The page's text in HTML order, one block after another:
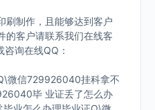
刷制作，且能够达到客户
的客户请联系我们在线客
询在线QQ：
微信729926040挂科拿不
毕 业证丢了怎么办